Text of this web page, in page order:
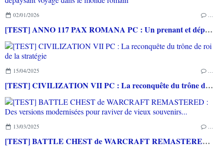
02/01/2026
[TEST] ANNO 117 PAX ROMANA PC : Un prenant et dépaysant voyage dans le monde romain
15/04/2025
[TEST] CIVILIZATION VII PC : La reconquête du trône de roi de la stratégie
13/03/2025
[TEST] BATTLE CHEST de WARCRAFT REMASTERED : Des versions modernisées pour raviver de vieux souvenirs...